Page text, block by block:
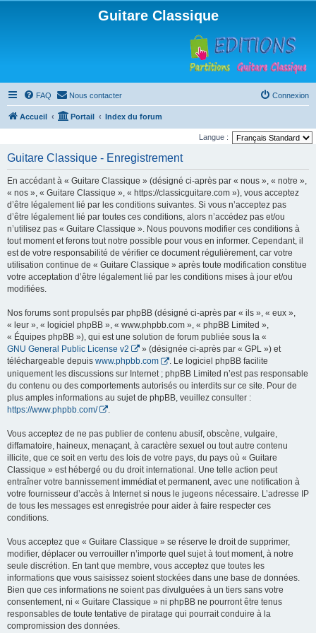
Guitare Classique
FAQ Nous contacter Connexion
Accueil Portail Index du forum
Langue :
Guitare Classique - Enregistrement
En accédant à « Guitare Classique » (désigné ci-après par « nous », « notre »,
« nos », « Guitare Classique », « https://classicguitare.com »), vous acceptez
d’être légalement lié par les conditions suivantes. Si vous n’acceptez pas
d’être légalement lié par toutes ces conditions, alors n’accédez pas et/ou
n’utilisez pas « Guitare Classique ». Nous pouvons modifier ces conditions à
tout moment et ferons tout notre possible pour vous en informer. Cependant, il
est de votre responsabilité de vérifier ce document régulièrement, car votre
utilisation continue de « Guitare Classique » après toute modification constitue
votre acceptation d’être légalement lié par les conditions mises à jour et/ou
modifiées.
Nos forums sont propulsés par phpBB (désigné ci-après par « ils », « eux »,
« leur », « logiciel phpBB », « www.phpbb.com », « phpBB Limited »,
« Équipes phpBB »), qui est une solution de forum publiée sous la «
GNU General Public License v2
» (désignée ci-après par « GPL ») et
téléchargeable depuis www.phpbb.com
. Le logiciel phpBB facilite
uniquement les discussions sur Internet ; phpBB Limited n’est pas responsable
du contenu ou des comportements autorisés ou interdits sur ce site. Pour de
plus amples informations au sujet de phpBB, veuillez consulter :
https://www.phpbb.com/
Vous acceptez de ne pas publier de contenu abusif, obscène, vulgaire,
diffamatoire, haineux, menaçant, à caractère sexuel ou tout autre contenu
illicite, que ce soit en vertu des lois de votre pays, du pays où « Guitare
Classique » est hébergé ou du droit international. Une telle action peut
entraîner votre bannissement immédiat et permanent, avec une notification à
votre fournisseur d’accès à Internet si nous le jugeons nécessaire. L’adresse IP
de tous les messages est enregistrée pour aider à faire respecter ces
conditions.
Vous acceptez que « Guitare Classique » se réserve le droit de supprimer,
modifier, déplacer ou verrouiller n’importe quel sujet à tout moment, à notre
seule discrétion. En tant que membre, vous acceptez que toutes les
informations que vous saisissez soient stockées dans une base de données.
Bien que ces informations ne soient pas divulguées à un tiers sans votre
consentement, ni « Guitare Classique » ni phpBB ne pourront être tenus
responsables de toute tentative de piratage qui pourrait conduire à la
compromission des données.